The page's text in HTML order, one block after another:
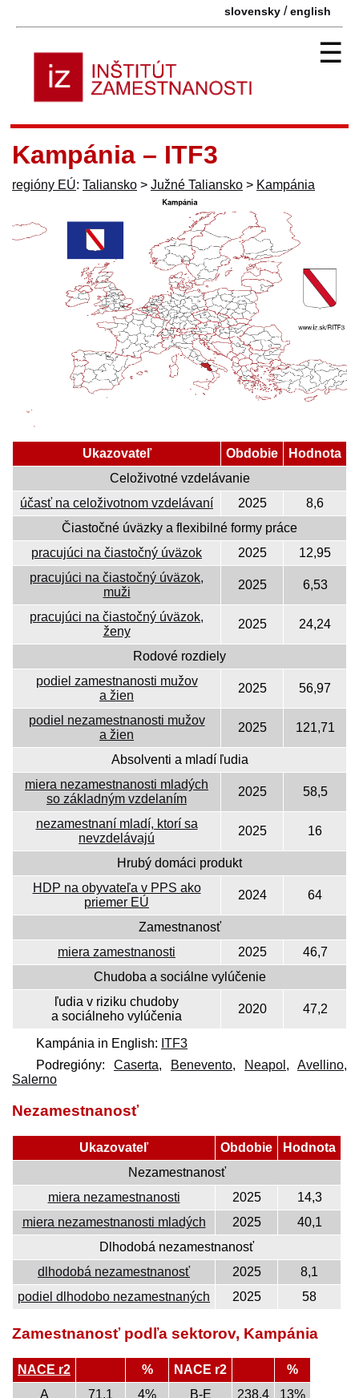
slovensky /english
☰
Kampánia – ITF3
regióny EÚ: Taliansko > Južné Taliansko > Kampánia
Ukazovateľ Obdobie
Hodnota
Celoživotné vzdelávanie
účasť na celoživotnom vzdelávaní
2025
8,6
Čiastočné úväzky a flexibilné formy práce
pracujúci na čiastočný úväzok
2025
12,95
pracujúci na čiastočný úväzok,
muži
2025 6,53
pracujúci na čiastočný úväzok,
ženy
2025 24,24
Rodové rozdiely
podiel zamestnanosti mužov
a žien
2025 56,97
podiel nezamestnanosti mužov
a žien
2025 121,71
Absolventi a mladí ľudia
miera nezamestnanosti mladých
so základným vzdelaním
2025 58,5
nezamestnaní mladí, ktorí sa
nevzdelávajú
2025 16
Hrubý domáci produkt
HDP na obyvateľa v PPS ako
priemer EÚ
2024 64
Zamestnanosť
miera zamestnanosti
2025
46,7
Chudoba a sociálne vylúčenie
ľudia v riziku chudoby
a sociálneho vylúčenia
2020 47,2
Kampánia in English: ITF3
Podregióny: Caserta, Benevento, Neapol , Avellino,
Salerno
Nezamestnanosť
Ukazovateľ Obdobie
Hodnota
Nezamestnanosť
miera nezamestnanosti
2025
14,3
miera nezamestnanosti mladých
2025
40,1
Dlhodobá nezamestnanosť
dlhodobá nezamestnanosť
2025
8,1
podiel dlhodobo nezamestnaných
2025 58
Zamestnanosť podľa sektorov, Kampánia
NACE r2 % NACE r2
%
A
71,1 4% B-E 238,4
13%